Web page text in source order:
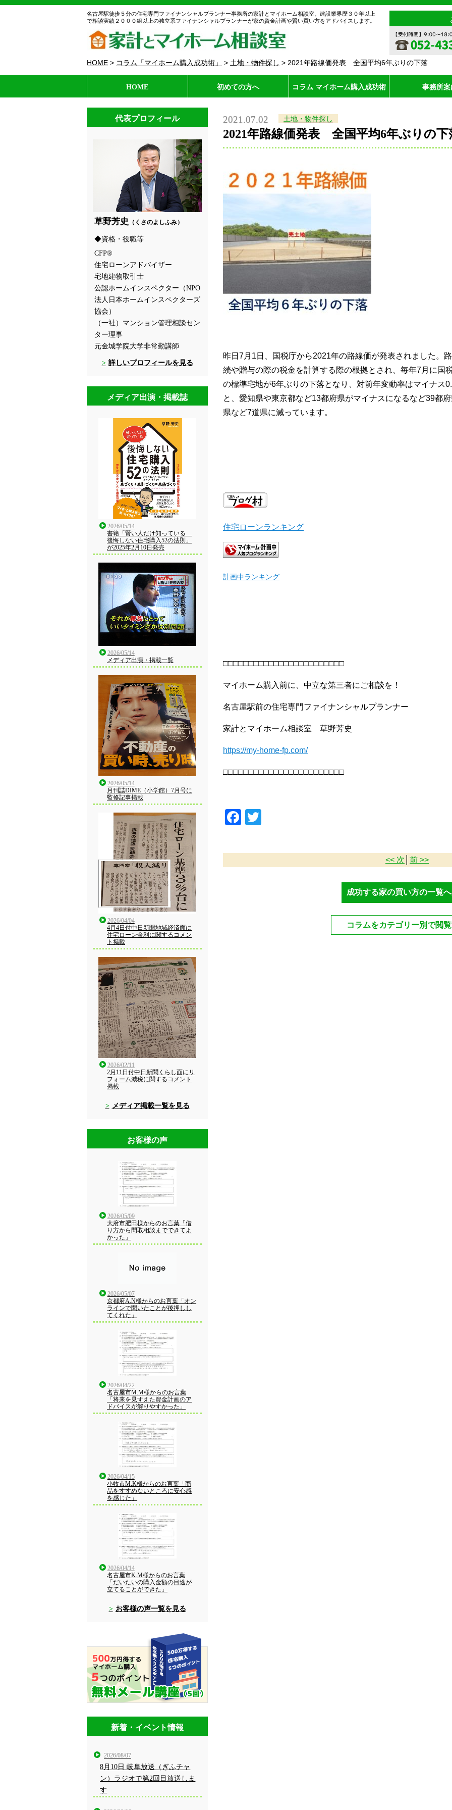
名古屋駅徒歩５分の住宅専門ファイナンシャルプランナー事務所の家計とマイホーム相談室。建設業界歴３０年以上
で相談実績２０００組以上の独立系ファイナンシャルプランナーが家の資金計画や賢い買い方をアドバイスします。
HOME > コラム「マイホーム購入成功術」 > 土地・物件探し > 2021年路線価発表 全国平均6年ぶりの下落
HOME 初めての方へ コラム マイホーム購入成功術 事務所案
2021.07.02 土地・物件探し
2021年路線価発表 全国平均6年ぶりの下
昨日7月1日、国税庁から2021年の路線価が発表されました。
続や贈与の際の税金を計算する際の根拠とされ、毎年7月に国
の標準宅地が6年ぶりの下落となり、対前年変動率はマイナス
と、愛知県や東京都など13都府県がマイナスになるなど39都
県など7道県に減っています。
住宅ローンランキング
計画中ランキング
□□□□□□□□□□□□□□□□□□□□□□□□
マイホーム購入前に、中立な第三者にご相談を！
名古屋駅前の住宅専門ファイナンシャルプランナー
家計とマイホーム相談室 草野芳史
https://my-home-fp.com/
□□□□□□□□□□□□□□□□□□□□□□□□
Facebook
<< 次 前 >>
成功する家の買い方の一覧
コラムをカテゴリー別で閲
代表プロフィール
草野芳史 （くさのよしふみ）
資格・役職等
CFP®
住宅ローンアドバイザー
宅地建物取引士
公認ホームインスペクター（NPO
法人日本ホームインスペクターズ
協会）
（一社）マンション管理相談セン
ター理事
元金城学院大学非常勤講師
詳しいプロフィールを見る
メディア出演・掲載誌
2026/05/14
書籍「賢い人だけ知っている
後悔しない住宅購入52の法則」
が2025年2月10日発売
2026/05/14
メディア出演・掲載一覧
2026/05/14
月刊誌DIME（小学館）7月号に
監修記事掲載
2026/04/04
4月4日付中日新聞地域経済面に
住宅ローン金利に関するコメン
ト掲載
2026/02/11
2月11日付中日新聞くらし面にリ
フォーム減税に関するコメント
掲載
メディア掲載一覧を見る
お客様の声
2026/05/09
大府市肥田様からのお言葉「借
り方から間取相談までできてよ
かった」
2026/05/07
京都府A.N様からのお言葉「オン
ラインで聞いたことが後押しし
てくれた」
2026/04/22
名古屋市M.M様からのお言葉
「将来を見すえた資金計画のア
ドバイスが解りやすかった」
2026/04/15
小牧市M.K様からのお言葉「商
品をすすめないところに安心感
を感じた」
2026/04/14
名古屋市K.M様からのお言葉
「だいたいの購入金額の目途が
立てることができた」
お客様の声一覧を見る
新着・イベント情報
2026/08/07
8月10日 岐阜放送（ぎふチャ
ン）ラジオで第2回目放送しま
す